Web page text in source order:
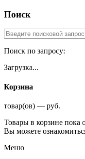
Поиск
Поиск по запросу:
Загрузка...
Корзина
товар(ов) — руб.
Товары в корзине пока
Вы можете
Меню